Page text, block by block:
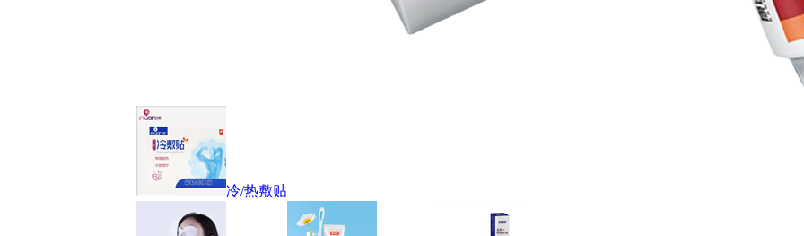
冷/热敷贴